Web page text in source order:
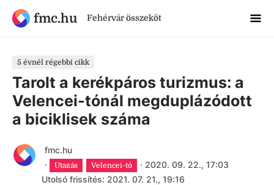
fmc.hu Fehérvár összeköt
5 évnél régebbi cikk
Tarolt a kerékpáros turizmus: a
Velencei-tónál megduplázódott
a biciklisek száma
fmc.hu
·
Utazás Velencei-tó · 2020. 09. 22., 17:03
Utolsó frissítés: 2021. 07. 21., 19:16